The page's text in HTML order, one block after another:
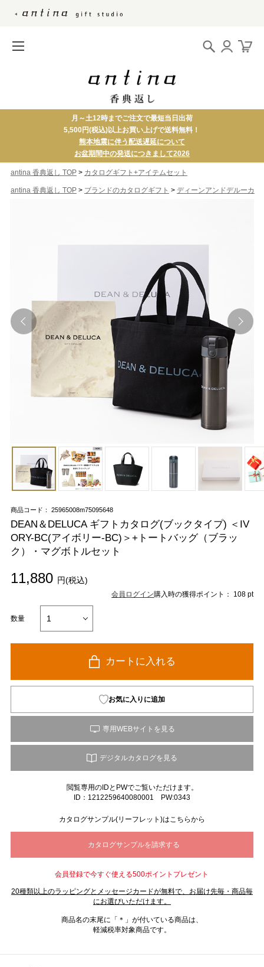
月～土12時までご注文で最短当日出荷
5,500円(税込)以上お買い上げで送料無料！
熊本地震に伴う配送遅延について
お盆期間中の発送につきまして2026
antina 香典返し TOP> カタログギフト+アイテムセット
antina 香典返し TOP> ブランドのカタログギフト > ディーンアンドデルーカ
商品コード： 25965008m75095648
DEAN＆DELUCA ギフトカタログ(ブックタイプ) ＜IV
ORY-BC(アイボリー-BC)＞+トートバッグ（ブラッ
ク）・マグボトルセット
11,880 円(税込)
会員ログイン購入時の獲得ポイント： 108 pt
数量
カートに入れる
お気に入りに追加
閲覧専用のIDとPWでご覧いただけます。
ID：1212259640080001 PW:0343
カタログサンプル(リーフレット)はこちらから
会員登録で今すぐ使える500ポイントプレゼント
20種類以上のラッピングとメッセージカードが無料で、お届け先毎・商品毎
にお選びいただけます。
商品名の末尾に「＊」が付いている商品は、
軽減税率対象商品です。